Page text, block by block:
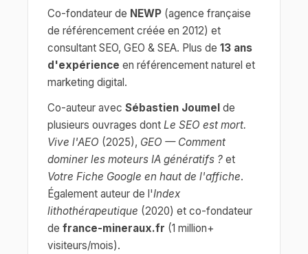
Co-fondateur de NEWP (agence française
de référencement créée en 2012) et
consultant SEO, GEO & SEA. Plus de 13 ans
d'expérience en référencement naturel et
marketing digital.
Co-auteur avec Sébastien Joumel de
plusieurs ouvrages dont Le SEO est mort.
Vive l'AEO (2025), GEO — Comment
dominer les moteurs IA génératifs ? et
Votre Fiche Google en haut de l'affiche.
Également auteur de l'Index
lithothérapeutique (2020) et co-fondateur
de france-mineraux.fr (1 million+
visiteurs/mois).